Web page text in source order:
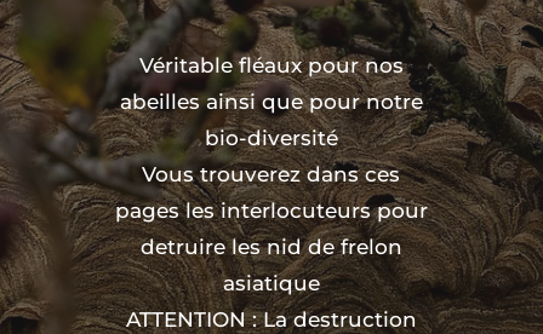
Véritable fléaux pour nos
abeilles ainsi que pour notre
bio-diversité
Vous trouverez dans ces
pages les interlocuteurs pour
detruire les nid de frelon
asiatique
ATTENTION : La destruction